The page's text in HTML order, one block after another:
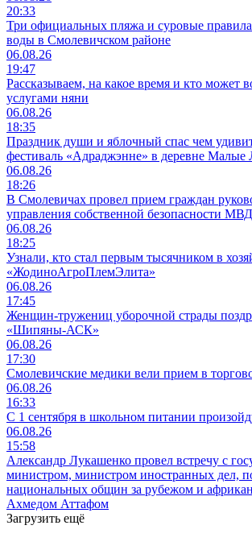
20:33
Три официальных пляжа и суровые
воды в Смолевичском районе
06.08.26
19:47
Рассказываем, на какое время и кто может
услугами няни
06.08.26
18:35
Праздник души и яблочный спас чем
фестиваль «Адраджэнне» в деревне Малые
06.08.26
18:26
В Смолевичах провел прием граждан
управления собственной безопасности МВД
06.08.26
18:25
Узнали, кто стал первым тысячником в
«ЖодиноАгроПлемЭлита»
06.08.26
17:45
Женщин-тружениц уборочной страды
«Шипяны-АСК»
06.08.26
17:30
Смолевичские медики вели прием в
06.08.26
16:33
С 1 сентября в школьном питании
06.08.26
15:58
Александр Лукашенко провел встречу с
министром, министром иностранных дел,
национальных общин за рубежом и
Ахмедом Аттафом
Загрузить ещё